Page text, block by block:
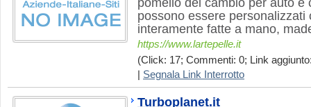
pomello del cambio per auto e
possono essere personalizzati
interamente fatte a mano,
https://www.lartepelle.it
(Click: 17; Commenti: 0; Link
Segnala Link Interrotto
Turboplanet.it